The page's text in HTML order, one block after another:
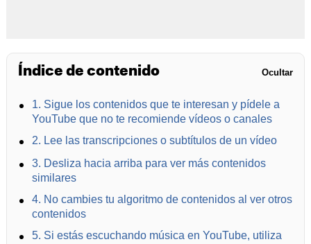
Índice de contenido Ocultar
1. Sigue los contenidos que te interesan y pídele a
YouTube que no te recomiende vídeos o canales
2. Lee las transcripciones o subtítulos de un vídeo
3. Desliza hacia arriba para ver más contenidos
similares
4. No cambies tu algoritmo de contenidos al ver otros
contenidos
5. Si estás escuchando música en YouTube, utiliza